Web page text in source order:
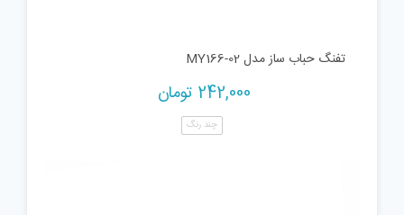
تفنگ حباب ساز مدل MY166-02
242,000 تومان
چند رنگ